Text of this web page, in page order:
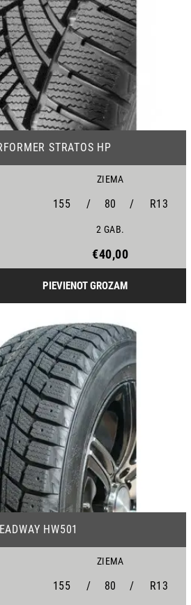
STRATOS HP
ZIEMA
155 / 80 / R13
2 GAB.
€40,00
PIEVIENOT GROZAM
HW501
ZIEMA
155 / 80 / R13